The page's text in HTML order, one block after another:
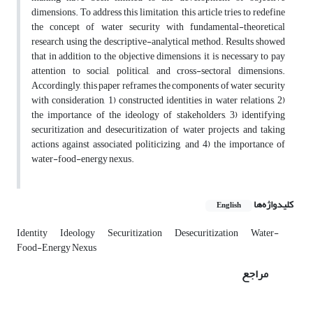
dimensions. To address this limitation, this article tries to redefine
the concept of water security with fundamental-theoretical
research, using the descriptive-analytical method. Results showed
that in addition to the objective dimensions, it is necessary to pay
attention to social, political, and cross-sectoral dimensions.
Accordingly, this paper reframes the components of water security
with consideration, 1) constructed identities in water relations, 2)
the importance of the ideology of stakeholders, 3) identifying
securitization and desecuritization of water projects and taking
actions against associated politicizing, and 4) the importance of
water-food-energy nexus.
کلیدواژه‌ها English
Identity Ideology Securitization Desecuritization Water-
Food-Energy Nexus
مراجع